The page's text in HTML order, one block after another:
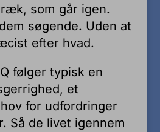
som går igen.
søgende. Uden at
efter hvad.
følger typisk en
et
for udfordringer
Så de livet igennem